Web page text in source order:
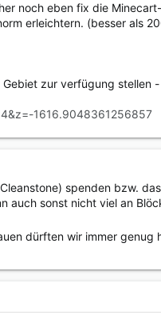
noch eben fix die
erleichtern. (besser als
zur verfügung stellen
1616.9048361256857
spenden bzw.
auch sonst nicht viel an
dürften wir immer